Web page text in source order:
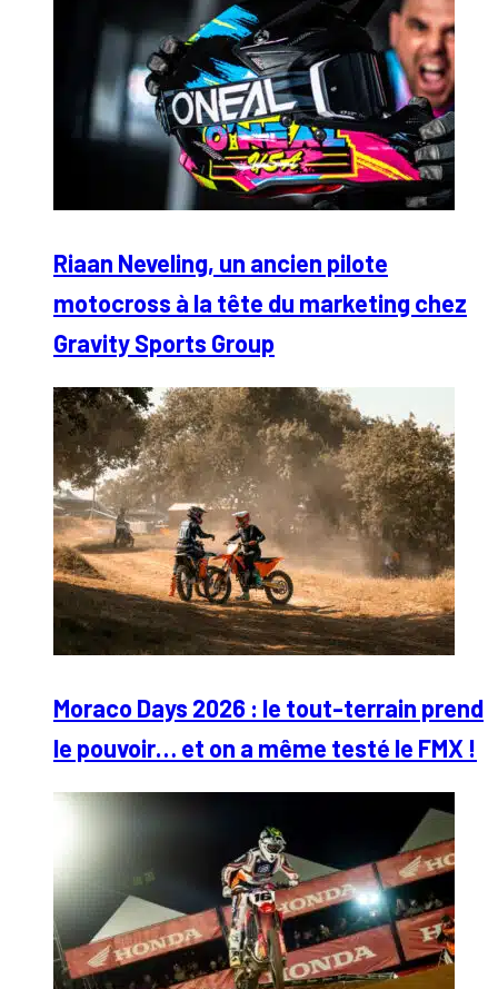
Riaan Neveling, un ancien pilote
motocross à la tête du marketing chez
Gravity Sports Group
Moraco Days 2026 : le tout-terrain prend
le pouvoir… et on a même testé le FMX !